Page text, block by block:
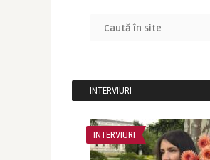
INTERVIURI
INTERVIURI